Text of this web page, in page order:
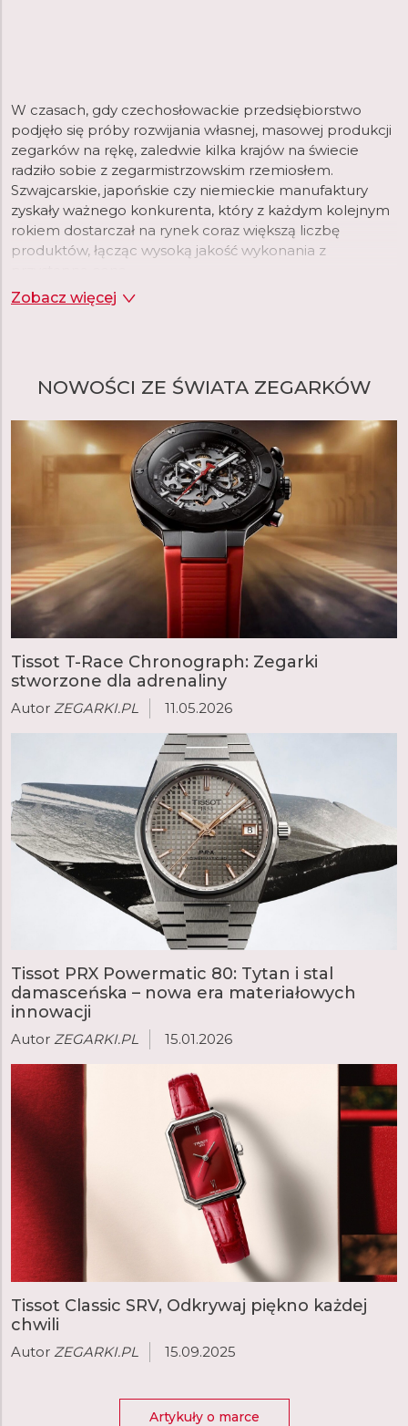
W czasach, gdy czechosłowackie przedsiębiorstwo
podjęło się próby rozwijania własnej, masowej produkcji
zegarków na rękę, zaledwie kilka krajów na świecie
radziło sobie z zegarmistrzowskim rzemiosłem.
Szwajcarskie, japońskie czy niemieckie manufaktury
zyskały ważnego konkurenta, który z każdym kolejnym
rokiem dostarczał na rynek coraz większą liczbę
produktów, łącząc wysoką jakość wykonania z
Do lat 90. ubiegłego wieku, produkowane przez Prim
zagranicznych marek trwał do 2008 roku, kiedy to
hodinarska, która stała się jedną z największych i
najważniejszych manufaktur zegarmistrzowskich w
Europie.
Zobacz więcej
NOWOŚCI ZE ŚWIATA ZEGARKÓW
Tissot T-Race Chronograph: Zegarki
stworzone dla adrenaliny
Autor ZEGARKI.PL 11.05.2026
Tissot PRX Powermatic 80: Tytan i stal
damasceńska – nowa era materiałowych
innowacji
Autor ZEGARKI.PL 15.01.2026
Tissot Classic SRV, Odkrywaj piękno każdej
chwili
Autor ZEGARKI.PL 15.09.2025
Artykuły o marce